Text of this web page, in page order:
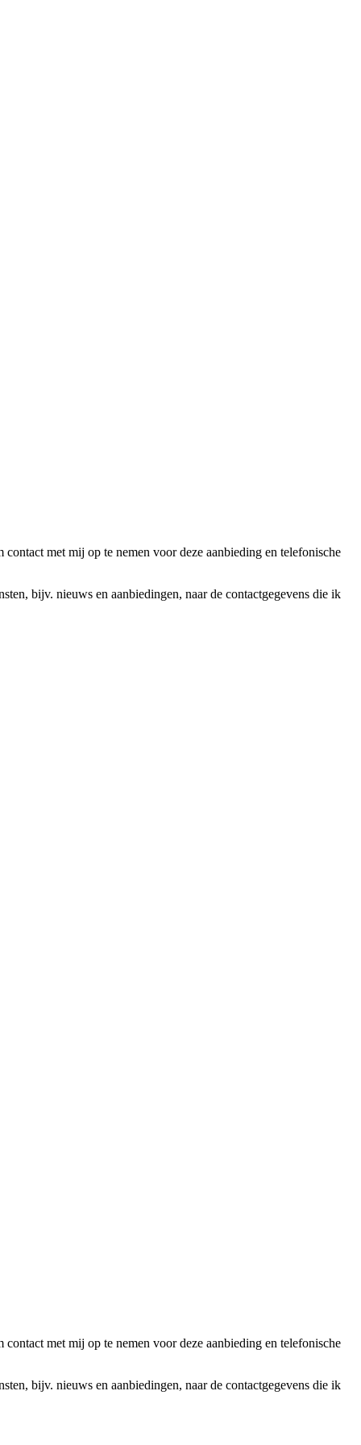
met mij op te nemen voor deze aanbieding en telefonische
bijv. nieuws en aanbiedingen, naar de contactgegevens die ik
met mij op te nemen voor deze aanbieding en telefonische
bijv. nieuws en aanbiedingen, naar de contactgegevens die ik